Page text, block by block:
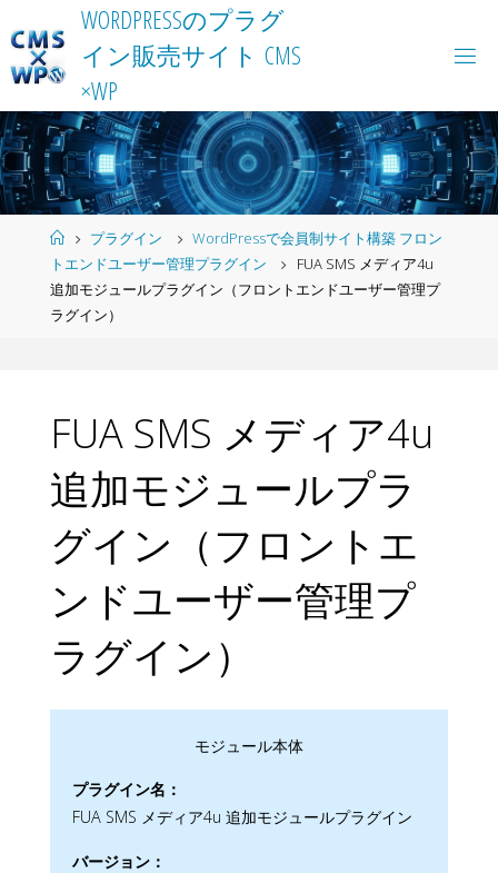
to
content
WORDPRESSのプラ グ
イ ン販売サイ ト CMS
×WP
Homeプラグイン
WordPressで会員制サイト構築 フロン
トエンドユーザー管理プラグイン
FUA SMS メディア4u
追加モジュールプラグイン（フロントエンドユーザー管理プ
ラグイン）
FUA SMS メディア4u
追加モジュールプラ
グイン（フロントエ
ンドユーザー管理プ
ラグイン）
モジュール本体
プラグイン名：
FUA SMS メディア4u 追加モジュールプラグイン
バージョン：